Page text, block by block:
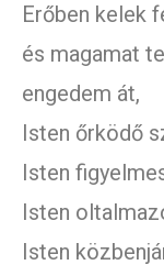
Erőben kelek
és magamat
engedem át,
Isten őrködő
Isten
Isten
Isten